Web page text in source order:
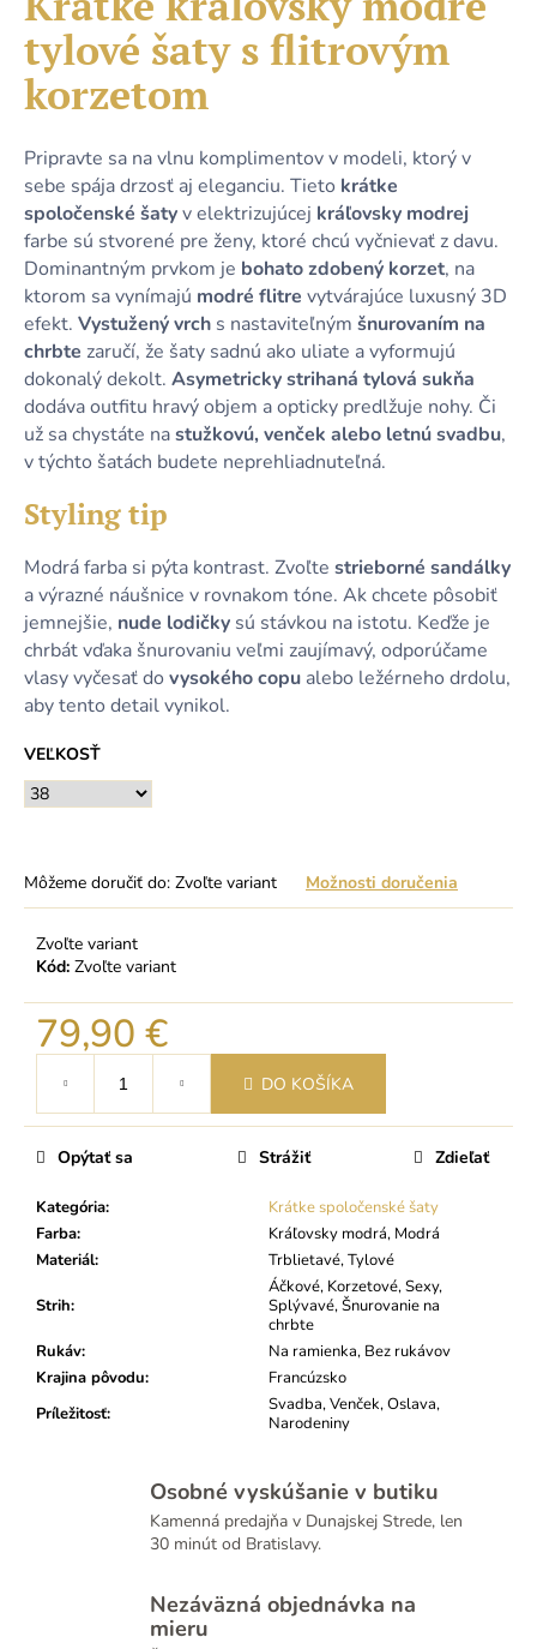
je
0,0
z
5
hviezdičiek.
tylové šaty s flitrovým
korzetom
Pripravte sa na vlnu komplimentov v modeli, ktorý v
sebe spája drzosť aj eleganciu. Tieto krátke
spoločenské šatyv elektrizujúcej kráľovsky modrej
farbe sú stvorené pre ženy, ktoré chcú vyčnievať z davu.
Dominantným prvkom je bohato zdobený korzet, na
ktorom sa vynímajú modré flitre vytvárajúce luxusný 3D
efekt. Vystužený vrch s nastaviteľným šnurovaním na
chrbte zaručí, že šaty sadnú ako uliate a vyformujú
dokonalý dekolt. Asymetricky strihaná tylová sukňa
dodáva outfitu hravý objem a opticky predlžuje nohy. Či
už sa chystáte nastužkovú, venček alebo letnú svadbu,
v týchto šatách budete neprehliadnuteľná.
Styling tip
Modrá farba si pýta kontrast. Zvoľte strieborné sandálky
a výrazné náušnice v rovnakom tóne. Ak chcete pôsobiť
jemnejšie, nude lodičky sú stávkou na istotu. Keďže je
chrbát vďaka šnurovaniu veľmi zaujímavý, odporúčame
vlasy vyčesať do vysokého copu alebo ležérneho drdolu,
aby tento detail vynikol.
VEĽKOSŤ
Môžeme doručiť do: Zvoľte variant Možnosti doručenia
Zvoľte variant
Kód: Zvoľte variant
79,90 €
cena:
DO KOŠÍKA
Kategória:
Krátke spoločenské šaty
Farba:
Kráľovsky modrá, Modrá
Materiál: Trblietavé, Tylové
Strih:
Áčkové, Korzetové, Sexy,
Splývavé, Šnurovanie na
chrbte
Rukáv:
Na ramienka, Bez rukávov
Krajina pôvodu:
Francúzsko
Príležitosť:
Svadba, Venček, Oslava,
Narodeniny
Opýtať sa Strážiť Zdieľať
Osobné vyskúšanie v butiku
Kamenná predajňa v Dunajskej Strede, len
30 minút od Bratislavy.
Nezáväzná objednávka na
mieru
a
m
e
DLHÉ
SVETLOMODRÉ
TRBLIETAVÉ
ŠATY
S
3/4
RUKÁVMI
A
VIAZANÍM
54,90
€